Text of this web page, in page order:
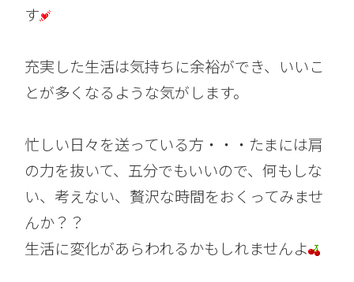
す
充実した生活は気持ちに余裕ができ、いいこ
とが多くなるような気がします。
忙しい日々を送っている方・・・たまには肩
の力を抜いて、五分でもいいので、何もしな
い、考えない、贅沢な時間をおくってみませ
んか？？
生活に変化があらわれるかもしれませんよ